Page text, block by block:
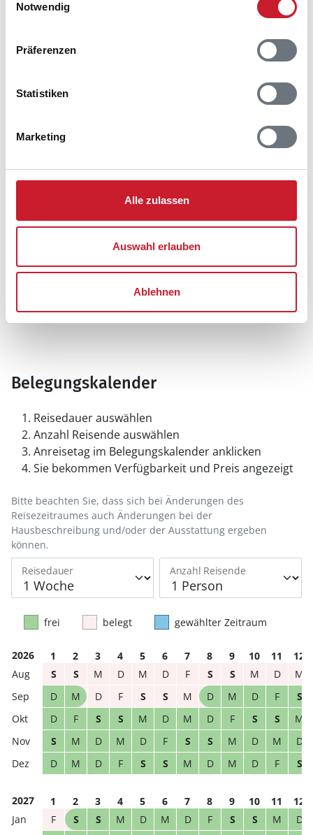
Notwendig
Präferenzen
Statistiken
Marketing
Alle zulassen
Auswahl erlauben
Ablehnen
Adresse
Oksevej 93
Belegungskalender
Reisedauer auswählen
Anzahl Reisende auswählen
Anreisetag im Belegungskalender anklicken
Sie bekommen Verfügbarkeit und Preis angezeigt
Reisedauer Anzahl Reisende
Bitte beachten Sie, dass sich bei Änderungen des
Reisezeitraumes auch Änderungen bei der
Hausbeschreibung und/oder der Ausstattung ergeben
können.
frei belegt gewählter Zeitraum
2026 1 2 3 4 5 6 7 8 9 10 11
12
S
S M D M D F S S M D
M
D
M D F S S M D M D F
S
D
F S S M D M D F S S
M
S
M D M D F S S M D M
D
D
M D F S S M D M D F S
2027 1 2 3 4 5 6 7 8 9 10 11
12
F
S S M D M D F S S M
D